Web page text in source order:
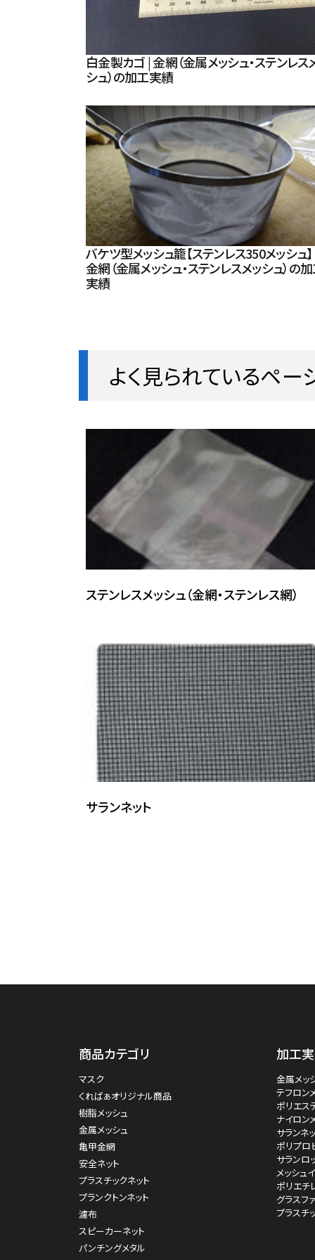
白金製カゴ | 金網（金属メッシュ・ステンレス
シュ）の加工実績
バケツ型メッシュ籠【ステンレス350メッシュ
金網（金属メッシュ・ステンレスメッシュ）の
実績
よく見られているペー
ステンレスメッシュ（金網・ステンレス網）
サランネット
商品カテゴリ
マスク
くればぁオリジナル商品
樹脂メッシュ
金属メッシュ
亀甲金網
安全ネット
プラスチックネット
プランクトンネット
濾布
スピーカーネット
パンチングメタル
加工
金属メッ
テフロン
ポリエス
ナイロン
サランネ
ポリプロ
サランロ
メッシュ
ポリエチ
グラスフ
プラスチ